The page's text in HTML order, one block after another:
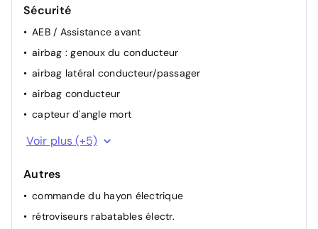
Sécurité
AEB / Assistance avant
airbag : genoux du conducteur
airbag latéral conducteur/passager
airbag conducteur
capteur d'angle mort
aide de stationnement avant
ESP
airbag passager
ABS
Voir plus (+5)
Autres
commande du hayon électrique
rétroviseurs rabatables électr.